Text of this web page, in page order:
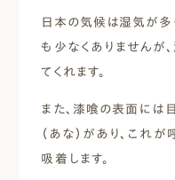
日本の気候は湿気が多
も少なくありませんが
てくれます。
また、漆喰の表面には
（あな）があり、これ
吸着します。